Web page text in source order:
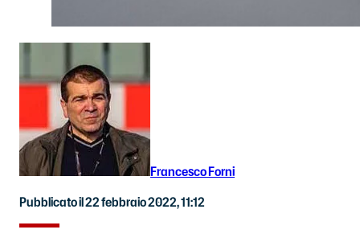
Francesco Forni
Pubblicato il 22 febbraio 2022, 11:12